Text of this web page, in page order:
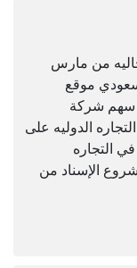
من مارس
موقع
سهم شركة
الدوليه على
التجاره
الإسناد من